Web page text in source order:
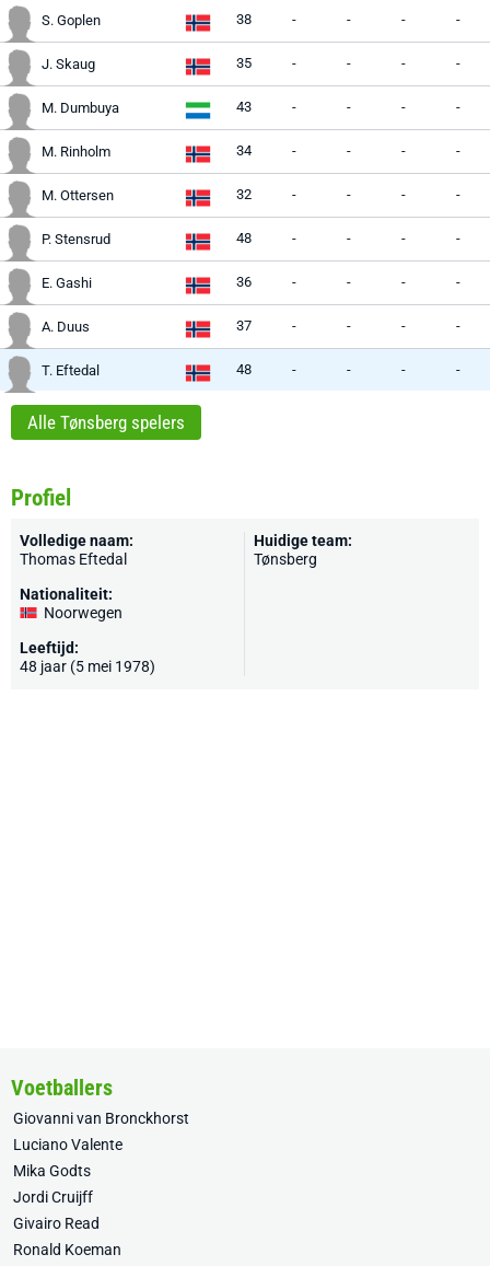
S. Goplen 38 - - - -
J. Skaug 35 - - - -
M. Dumbuya 43 - - - -
M. Rinholm 34 - - - -
M. Ottersen 32 - - - -
P. Stensrud 48 - - - -
E. Gashi 36 - - - -
A. Duus 37 - - - -
T. Eftedal 48 - - - -
Alle Tønsberg spelers
Profiel
Volledige naam:
Thomas Eftedal
Nationaliteit:
Noorwegen
Leeftijd:
48 jaar (5 mei 1978)
Huidige team:
Tønsberg
Voetballers
Giovanni van Bronckhorst
Luciano Valente
Mika Godts
Jordi Cruijff
Givairo Read
Ronald Koeman